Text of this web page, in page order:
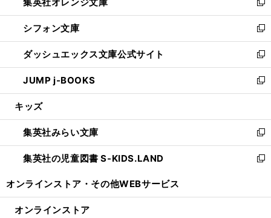
で
開
く
ド
ウ
で
開
く
い
ウ
ィ
ン
ド
ウ
で
開
新
し
い
ウ
ィ
ン
ド
ウ
開
く
シフォン文庫
新
し
い
ウ
ィ
ン
ウ
で
開
く
ダッシュエックス文庫公式サイト
新
し
い
ウ
ン
ド
ウ
で
JUMP j-BOOKS
新
し
ウ
ィ
ン
ド
開
キッズ
集英社みらい文庫
新
し
い
ン
集英社の児童図書 S-KIDS.LAND
新
ウ
オンラインストア・ その他WEBサービス
オンラインストア